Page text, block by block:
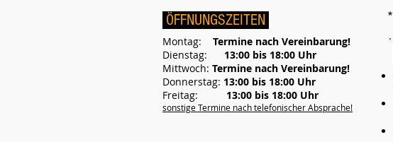
ÖFFNUNGSZEITEN
Montag: Termine nach Vereinbarung!
Dienstag:
13:00 bis 18:00 Uhr
Mittwoch: Termine nach Vereinbarung!
Donnerstag: 13:00 bis 18:00 Uhr
Freitag:
13:00 bis 18:00 Uhr
sonstige Termine nach telefonischer Absprache!
*